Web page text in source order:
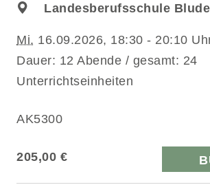
Landesberufsschule
Mi. 16.09.2026, 18:30 - 20:10
Dauer: 12 Abende / gesamt: 24
Unterrichtseinheiten
AK5300
205,00 €